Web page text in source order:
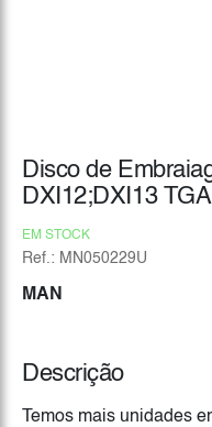
Disco de
DXI12;DXI13
EM STOCK
Ref.: MN050229U
MAN
Descrição
Temos mais unidades